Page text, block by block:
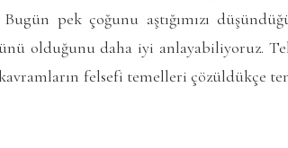
pek çoğunu aştığımızı
olduğunu daha iyi anlayabiliyoruz.
felsefi temelleri çözüldükçe